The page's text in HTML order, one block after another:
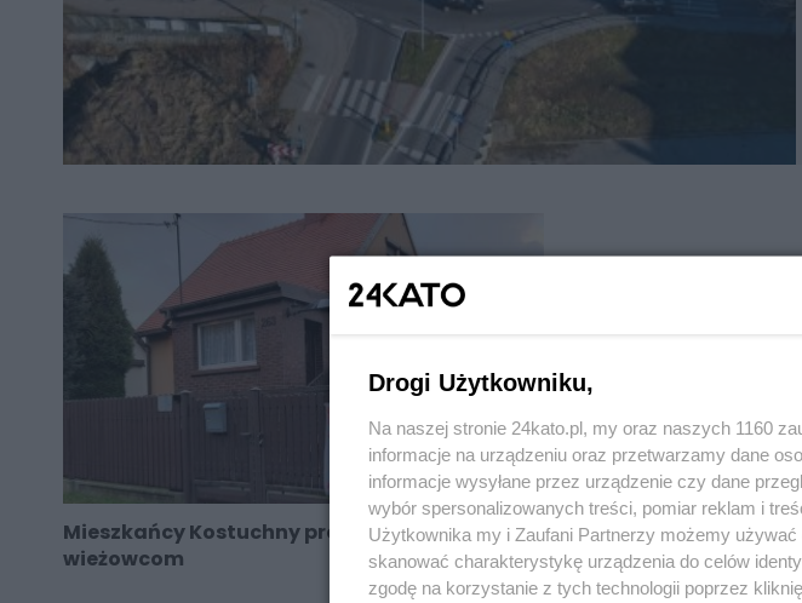
Mieszkańcy Kostuchny protestują przeciwko
wieżowcom
Drogi Użytkowniku,
Na naszej stronie 24kato.pl, my oraz naszych 1160
informacje na urządzeniu oraz przetwarzamy dane
informacje wysyłane przez urządzenie czy dane
wybór spersonalizowanych treści, pomiar reklam i
Użytkownika my i Zaufani Partnerzy możemy
skanować charakterystykę urządzenia do celów
zgodę na korzystanie z tych technologii poprzez